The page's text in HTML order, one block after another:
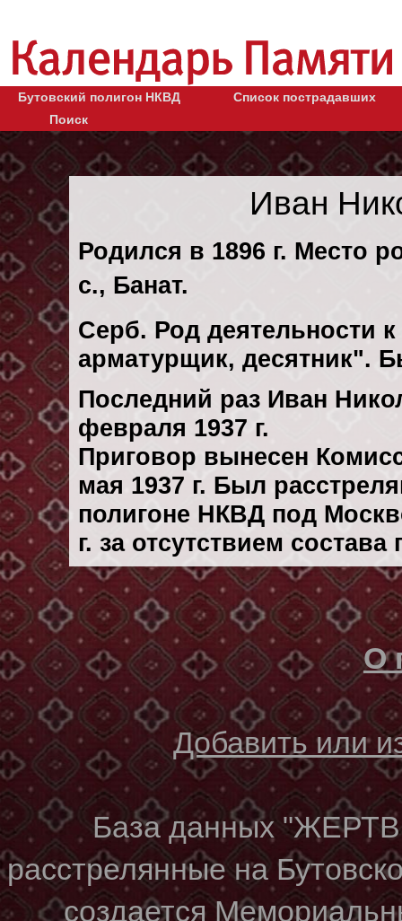
Бутовский полигон НКВД
Список пострадавших
Поиск
Иван
Родился в 1896 г. Место
с., Банат.
Серб. Род деятельности
арматурщик, десятник".
Последний раз Иван
февраля 1937 г.
Приговор вынесен
мая 1937 г. Был
полигоне НКВД под
г. за отсутствием
О
Добавить или
База данных
расстрелянные на
создается